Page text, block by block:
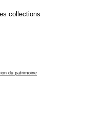
collections
du patrimoine